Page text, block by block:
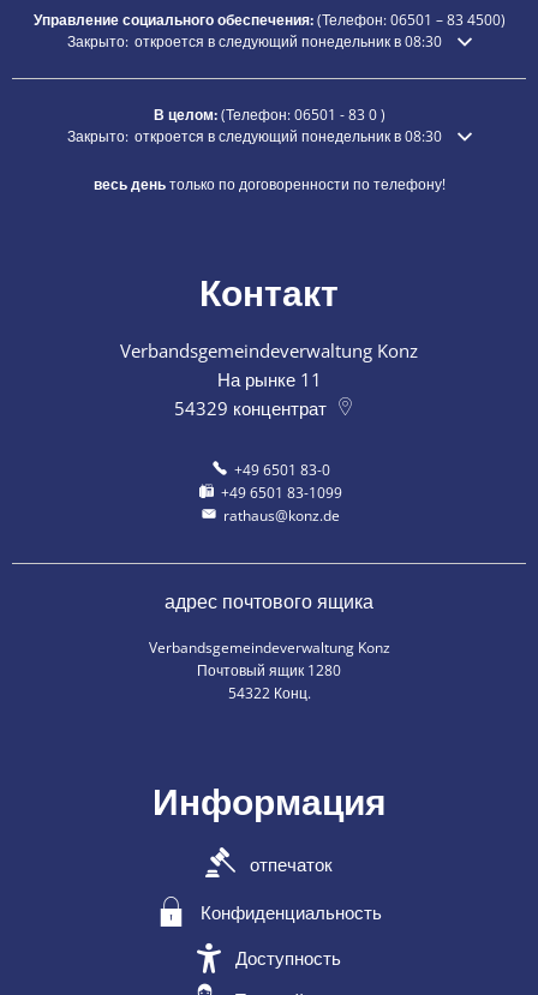
Управление социального обеспечения:(Телефон:06501 – 834500)
Нажмите, чтобы скрыть дополнительное время открытия или
Закрыто: откроется в следующий понедельник в 08:30
В целом:(Телефон:06501 - 83 0)
Нажмите, чтобы скрыть дополнительное время открытия или
Закрыто: откроется в следующий понедельник в 08:30
весь деньтолько по договоренности по телефону!
Контакт
Verbandsgemeindeverwaltung Konz
На рынке 11
54329 концентрат
+49 6501 83-0
+49 6501 83-1099
rathaus@konz.de
адрес почтового ящика
Verbandsgemeindeverwaltung Konz
Почтовый ящик 1280
54322 Конц.
Информация
отпечаток
Конфиденциальность
Доступность